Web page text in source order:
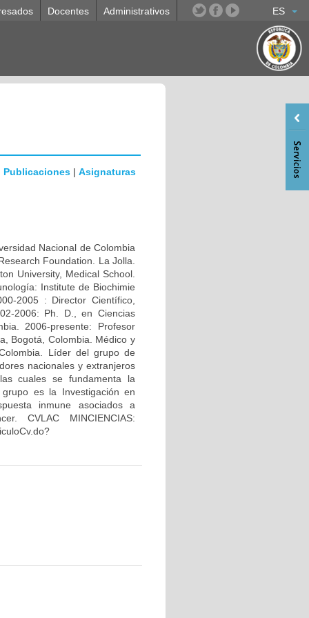
ES
Docentes Administrativos
Publicaciones | Asignaturas
Nacional de Colombia
Foundation. La Jolla.
University, Medical School.
Institute de Biochimie
2005 : Director Científico,
2006: Ph. D., en Ciencias
2006-presente: Profesor
Bogotá, Colombia. Médico y
Líder del grupo de
nacionales y extranjeros
cuales se fundamenta la
es la Investigación en
inmune asociados a
CVLAC MINCIENCIAS: